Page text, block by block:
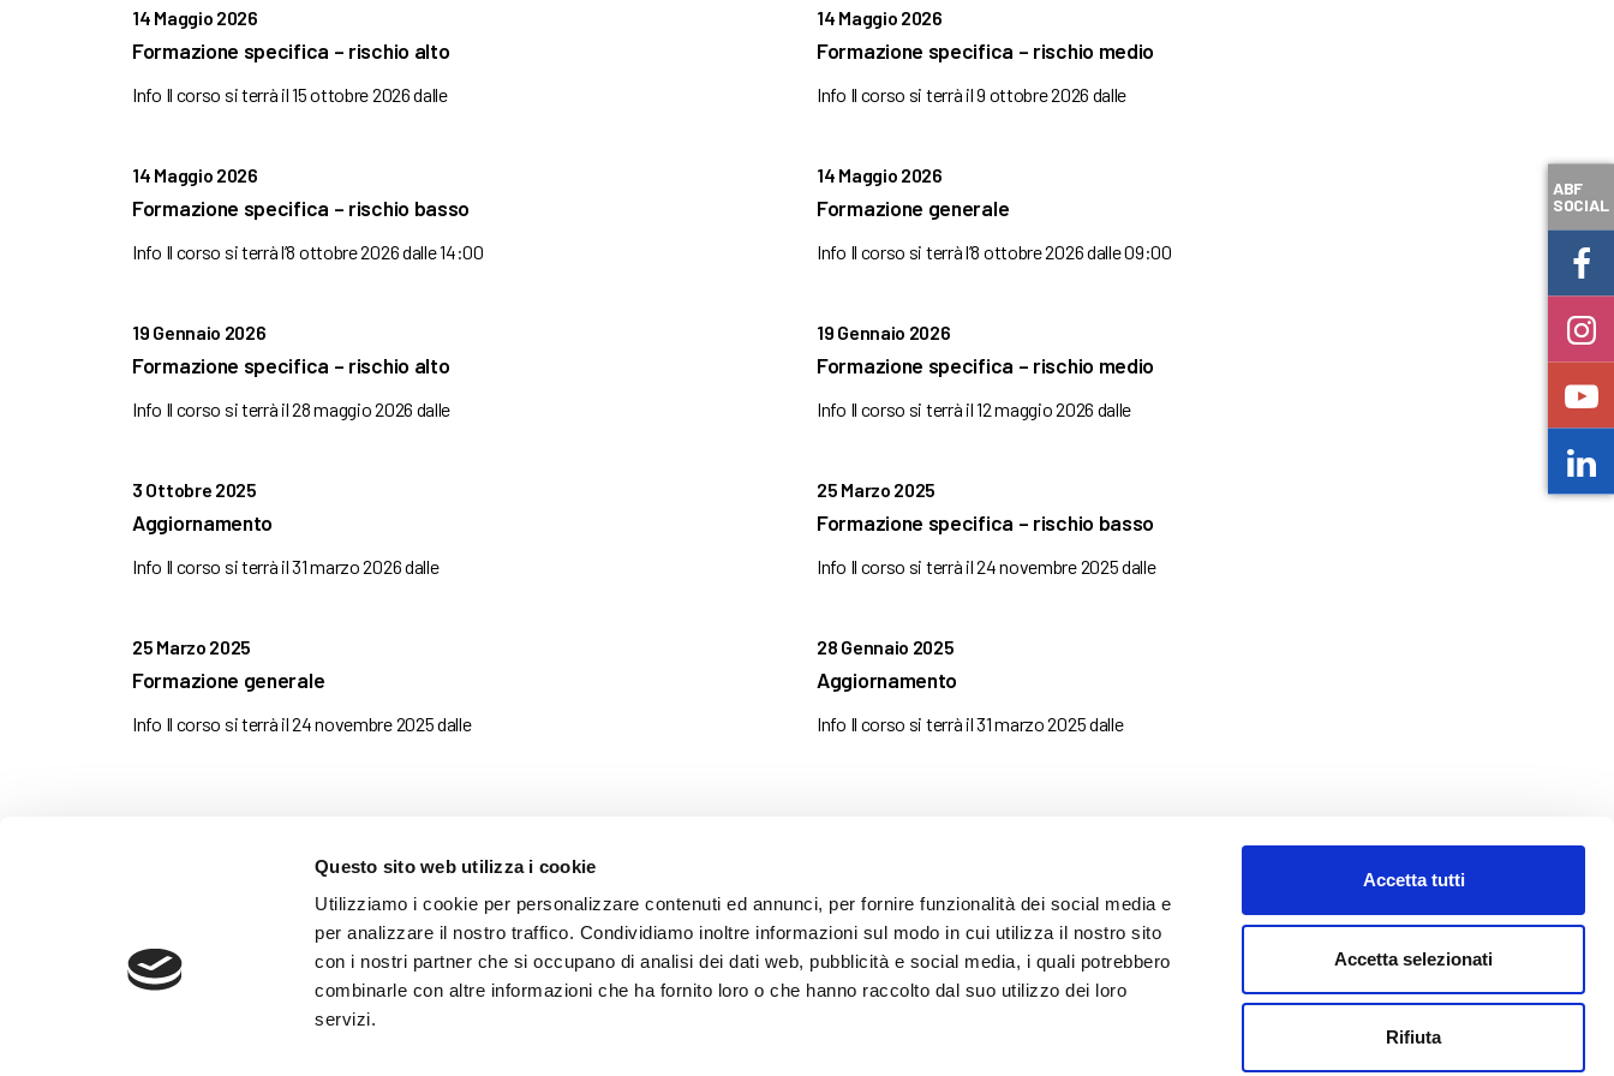
Questo sito web utilizza i cookie
Utilizziamo i cookie per personalizzare contenuti ed annunci, per fornire funzionalità dei social media e
per analizzare il nostro traffico. Condividiamo inoltre informazioni sul modo in cui utilizza il nostro sito
con i nostri partner che si occupano di analisi dei dati web, pubblicità e social media, i quali potrebbero
combinarle con altre informazioni che ha fornito loro o che hanno raccolto dal suo utilizzo dei loro
servizi.
Accetta tutti
Accetta selezionati
Rifiuta
14 Maggio 2026
Formazione specifica – rischio alto
Info Il corso si terrà il 15 ottobre 2026 dalle
14 Maggio 2026
Formazione specifica – rischio medio
Info Il corso si terrà il 9 ottobre 2026 dalle
14 Maggio 2026
Formazione specifica – rischio basso
Info Il corso si terrà l’8 ottobre 2026 dalle 14:00
14 Maggio 2026
Formazione generale
Info Il corso si terrà l’8 ottobre 2026 dalle 09:00
19 Gennaio 2026
Formazione specifica – rischio alto
Info Il corso si terrà il 28 maggio 2026 dalle
19 Gennaio 2026
Formazione specifica – rischio medio
Info Il corso si terrà il 12 maggio 2026 dalle
3 Ottobre 2025
Aggiornamento
Info Il corso si terrà il 31 marzo 2026 dalle
25 Marzo 2025
Formazione specifica – rischio basso
Info Il corso si terrà il 24 novembre 2025 dalle
25 Marzo 2025
Formazione generale
Info Il corso si terrà il 24 novembre 2025 dalle
28 Gennaio 2025
Aggiornamento
Info Il corso si terrà il 31 marzo 2025 dalle
WHISTLEBLOWING
ABF Azienda Bergamasca Formazione
C.F. e P. IVA 03240540165 - Tel. (035) 3693711 - via Monte Gleno, 2 - I - 24125 Bergamo (BG) - Email: info@abf.eu
ABF
SOCIAL